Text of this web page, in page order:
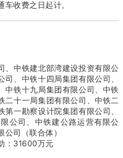
收费之日起计。
、中铁建北部湾建设投资有限公
、中铁十四局集团有限公司、
中铁十九局集团有限公司、中铁
二十一局集团有限公司、中铁二
一勘察设计院集团有限公司、
公司、中铁建公路运营有限公
司（联合体）
： 31600万元